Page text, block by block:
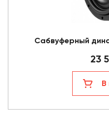
Сабвуферный
23
В